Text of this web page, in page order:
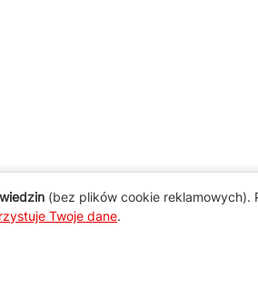
(bez plików cookie reklamowych).
Twoje dane.